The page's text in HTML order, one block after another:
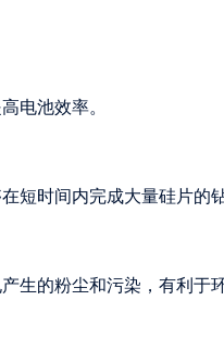
电池效率。
短时间内完成大量硅片的
生的粉尘和污染，有利于